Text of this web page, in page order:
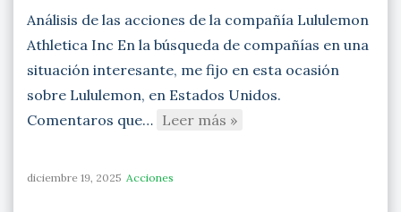
Análisis de las acciones de la compañía Lululemon
Athletica Inc En la búsqueda de compañías en una
situación interesante, me fijo en esta ocasión
sobre Lululemon, en Estados Unidos.
Comentaros que… Leer más »
diciembre 19, 2025 Acciones